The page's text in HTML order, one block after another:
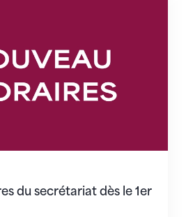
du secrétariat dès le 1er
secrétariat dès le 1er août